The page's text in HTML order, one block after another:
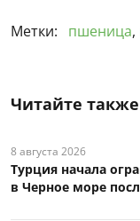
Метки: пшеница,
Читайте также
8 августа 2026
Турция начала
в Черное море